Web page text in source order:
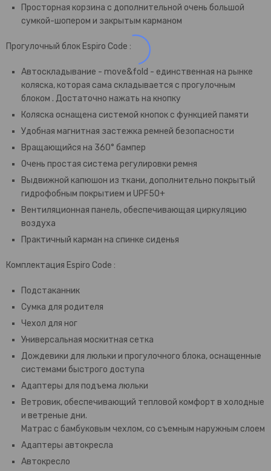
Просторная корзина с дополнительной очень большой
сумкой-шопером и закрытым карманом
Прогулочный блок Espiro Code :
Автоскладывание - move&fold - единственная на рынке
коляска, которая сама складывается с прогулочным
блоком . Достаточно нажать на кнопку
Коляска оснащена системой кнопок с функцией памяти
Удобная магнитная застежка ремней безопасности
Вращающийся на 360° бампер
Очень простая система регулировки ремня
Выдвижной капюшон из ткани, дополнительно покрытый
гидрофобным покрытием и UPF50+
Вентиляционная панель, обеспечивающая циркуляцию
воздуха
Практичный карман на спинке сиденья
Комплектация Espiro Code :
Подстаканник
Сумка для родителя
Чехол для ног
Универсальная москитная сетка
Дождевики для люльки и прогулочного блока, оснащенные
системами быстрого доступа
Адаптеры для подъема люльки
Ветровик, обеспечивающий тепловой комфорт в холодные
и ветреные дни.
Матрас с бамбуковым чехлом, со съемным наружным слоем
Адаптеры автокресла
Автокресло